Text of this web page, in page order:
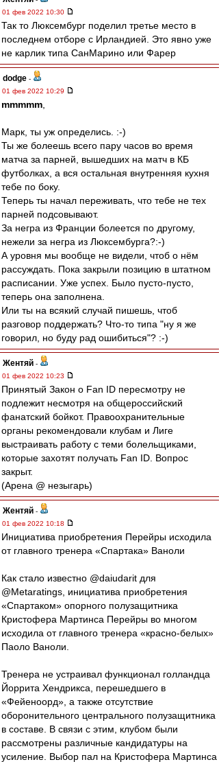
01 фев 2022 10:30
Так то Люксембург поделил третье место в
последнем отборе с Ирландией. Это явно уже
не карлик типа СанМарино или Фарер
dodge -
01 фев 2022 10:29
mmmmm
Марк, ты уж определись. :-)
Ты же болеешь всего пару часов во время
матча за парней, вышедших на матч в КБ
футболках, а вся остальная внутренняя кухня
тебе по боку.
Теперь ты начал переживать, что тебе не тех
парней подсовывают.
За негра из Франции болеется по другому,
нежели за негра из Люксембурга?:-)
А уровня мы вообще не видели, чтоб о нём
рассуждать. Пока закрыли позицию в штатном
расписании. Уже успех. Было пусто-пусто,
теперь она заполнена.
Или ты на всякий случай пишешь, чтоб
разговор поддержать? Что-то типа "ну я же
говорил, но буду рад ошибиться"? :-)
Жентяй -
01 фев 2022 10:23
Принятый Закон о Fan ID пересмотру не
подлежит несмотря на общероссийский
фанатский бойкот. Правоохранительные
органы рекомендовали клубам и Лиге
выстраивать работу с теми болельщиками,
которые захотят получать Fan ID. Вопрос
закрыт.
(Арена @ незыгарь)
Жентяй -
01 фев 2022 10:18
Инициатива приобретения Перейры исходила
от главного тренера «Спартака» Ваноли
Как стало известно @daiudarit для
@Metaratings, инициатива приобретения
«Спартаком» опорного полузащитника
Кристофера Мартинса Перейры во многом
исходила от главного тренера «красно-белых»
Паоло Ваноли.
Тренера не устраивал функционал голландца
Йоррита Хендрикса, перешедшего в
«Фейеноорд», а также отсутствие
оборонительного центрального полузащитника
в составе. В связи с этим, клубом были
рассмотрены различные кандидатуры на
усиление. Выбор пал на Кристофера Мартинса